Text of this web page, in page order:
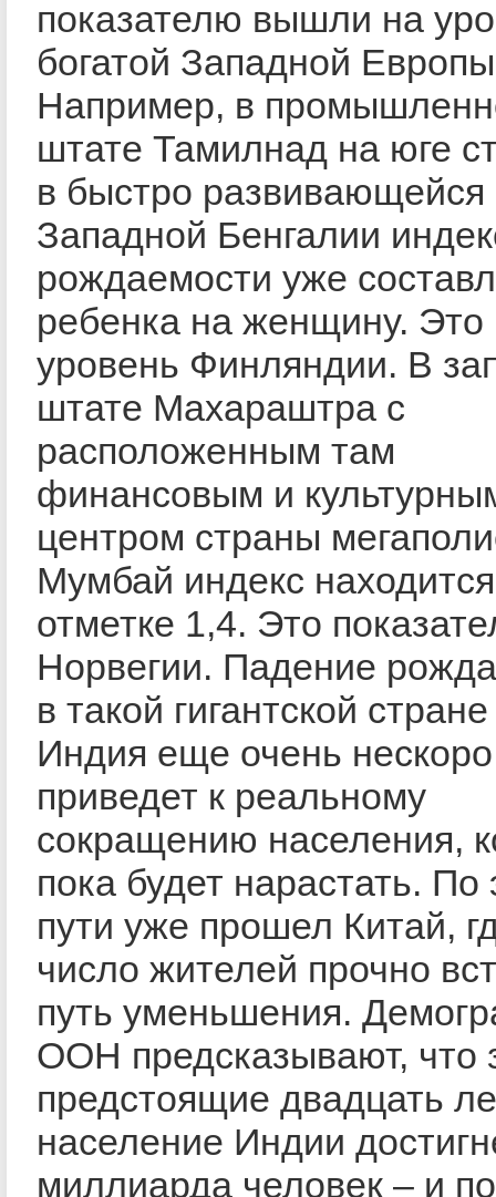
показателю вышли на
богатой Западной
Например, в
штате Тамилнад на юге
в быстро развивающейся
Западной Бенгалии
рождаемости уже
ребенка на женщину. Это
уровень Финляндии. В
штате Махараштра с
расположенным там
финансовым и
центром страны
Мумбай индекс
отметке 1,4. Это
Норвегии. Падение
в такой гигантской стране
Индия еще очень нескоро
приведет к реальному
сокращению населения,
пока будет нарастать. По
пути уже прошел Китай,
число жителей прочно
путь уменьшения.
ООН предсказывают, что
предстоящие двадцать
население Индии
миллиарда человек – и